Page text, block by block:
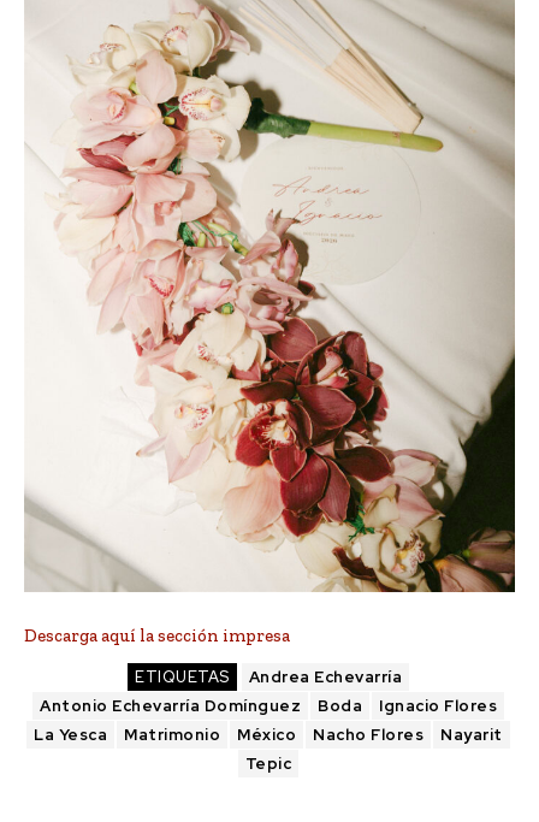
Descarga aquí la sección impresa
ETIQUETAS
Andrea Echevarría
Antonio Echevarría Domínguez
Boda
Ignacio Flores
La Yesca
Matrimonio México Nacho Flores
Nayarit
Tepic